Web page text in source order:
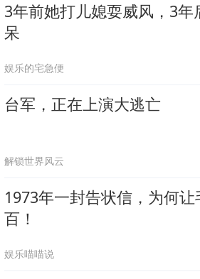
3年前她打儿媳耍威风，3
呆
娱乐的宅急便
台军，正在上演大逃亡
解锁世界风云
1973年一封告状信，为何
百！
娱乐喵喵说